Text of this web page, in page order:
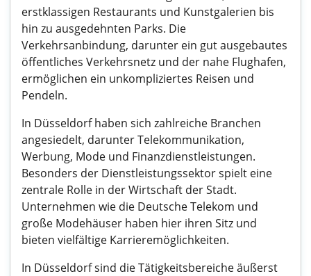
erstklassigen Restaurants und Kunstgalerien bis
hin zu ausgedehnten Parks. Die
Verkehrsanbindung, darunter ein gut ausgebautes
öffentliches Verkehrsnetz und der nahe Flughafen,
ermöglichen ein unkompliziertes Reisen und
Pendeln.
In Düsseldorf haben sich zahlreiche Branchen
angesiedelt, darunter Telekommunikation,
Werbung, Mode und Finanzdienstleistungen.
Besonders der Dienstleistungssektor spielt eine
zentrale Rolle in der Wirtschaft der Stadt.
Unternehmen wie die Deutsche Telekom und
große Modehäuser haben hier ihren Sitz und
bieten vielfältige Karrieremöglichkeiten.
In Düsseldorf sind die Tätigkeitsbereiche äußerst